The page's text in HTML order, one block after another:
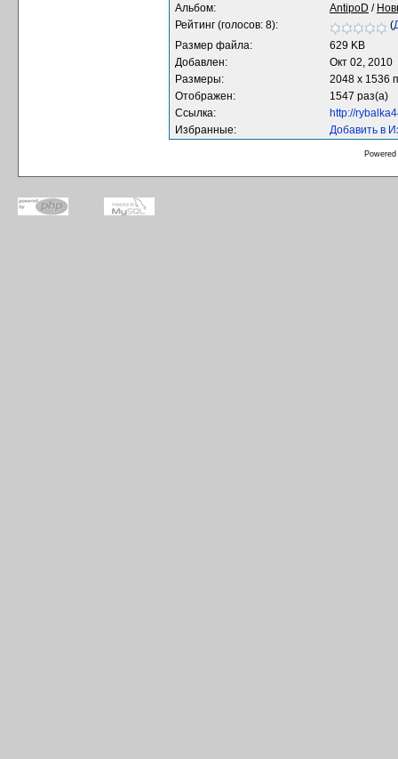
Альбом:
AntipoD /
Рейтинг (голосов: 8):
(
Размер файла:
629 KB
Добавлен:
Окт 02, 2010
Размеры:
2048 x 1536
Отображен:
1547 раз(а)
Ссылка:
http://
Избранные:
Добавить в